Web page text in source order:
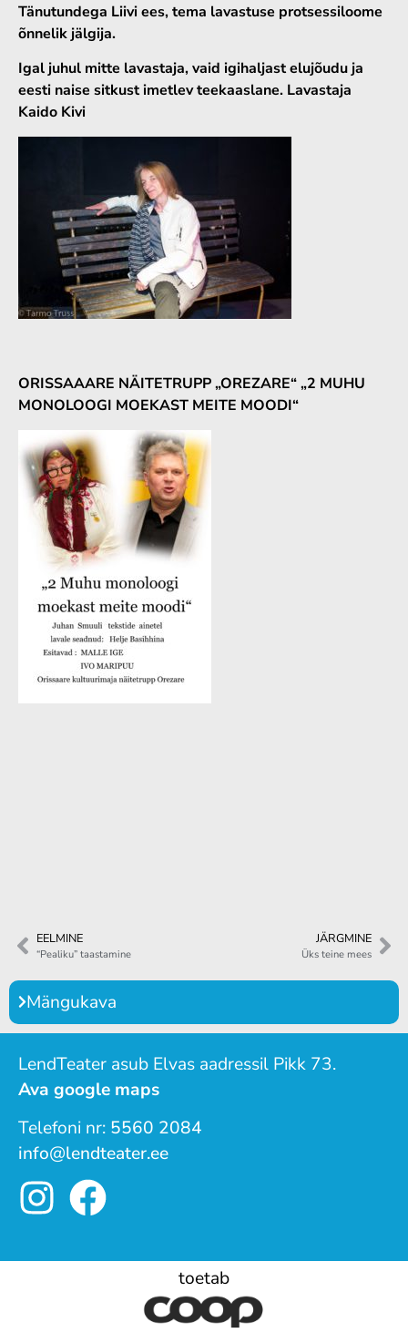
Tänutundega Liivi ees, tema lavastuse protsessiloome
õnnelik jälgija.
Igal juhul mitte lavastaja, vaid igihaljast elujõudu ja
eesti naise sitkust imetlev teekaaslane. Lavastaja
Kaido Kivi
ORISSAAARE NÄITETRUPP „OREZARE“ „2 MUHU
MONOLOOGI MOEKAST MEITE MOODI“
EELMINE
“Pealiku” taastamine
JÄRGMINE
Üks teine mees
Mängukava
LendTeater asub Elvas aadressil Pikk 73.
Ava google maps
Telefoni nr: 5560 2084
info@lendteater.ee
toetab